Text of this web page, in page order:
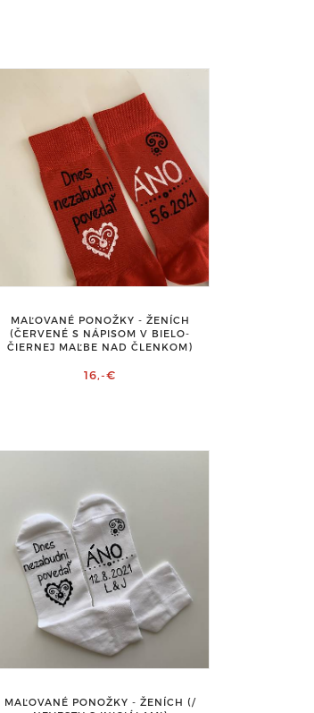
MAĽOVANÉ PONOŽKY - ŽENÍCH
(ČERVENÉ S NÁPISOM V BIELO-
ČIERNEJ MAĽBE NAD ČLENKOM)
16,-€
MAĽOVANÉ PONOŽKY - ŽENÍCH (/